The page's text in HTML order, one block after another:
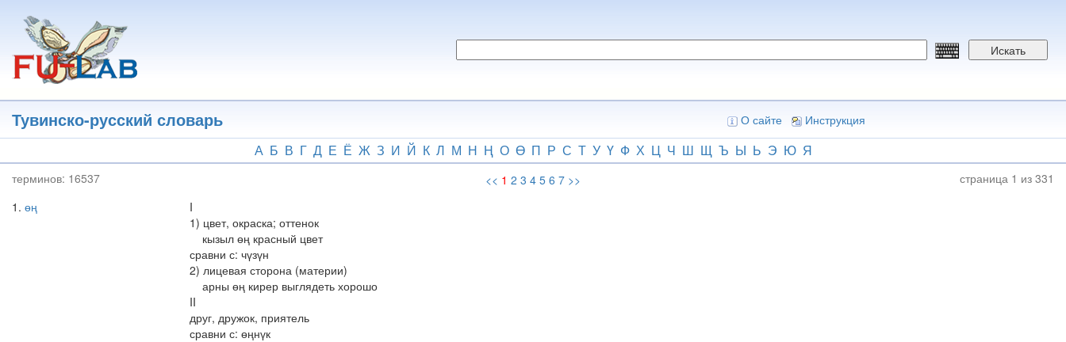
основному
содержанию
Искать
Тувинско-русский словарь О сайте Инструкция
А Б В Г Д Е Ё Ж З И Й К Л М Н Ң О Ө П Р С Т У Ү Ф Х Ц Ч Ш Щ Ъ Ы Ь Э Ю Я
терминов: 16537 << 1 2 3 4 5 6 7 >>
страница 1 из 331
1 өң
I
1) цвет, окраска; оттенок
кызыл өң красный цвет
сравни с: чүзүн
2) лицевая сторона (материи)
арны өң кирер выглядеть хорошо
II
друг, дружок, приятель
сравни с: өңнүк